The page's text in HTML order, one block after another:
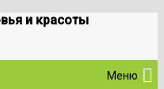
и красоты
Меню